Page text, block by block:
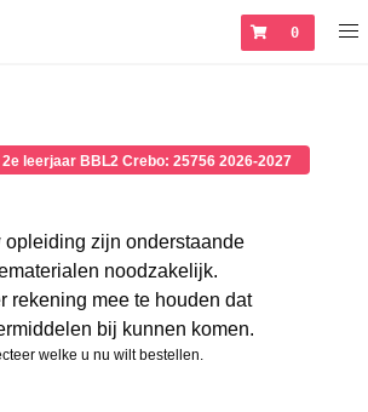
0
2e leerjaar BBL2 Crebo: 25756 2026-2027
opleiding zijn onderstaande
noodzakelijk.
rekening mee te houden dat
bij kunnen komen.
welke u nu wilt bestellen.